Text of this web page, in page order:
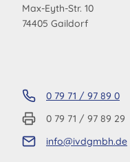
Max-Eyth-Str. 10
74405 Gaildorf
0 79 71 / 97 89 0
0 79 71 / 97 89 29
info@ivdgmbh.de